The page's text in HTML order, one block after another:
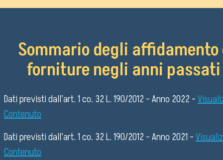
Sommario degli affidamento
forniture negli anni passati
Dati previsti dall’art. 1 co. 32 L. 190/2012 – Anno 2022 –
Contenuto
Dati previsti dall’art. 1 co. 32 L. 190/2012 – Anno 2021 –
Contenuto